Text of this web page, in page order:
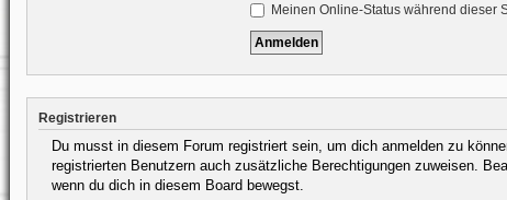
Meinen Online-Status während dieser
Registrieren
Du musst in diesem Forum registriert sein, um dich anmelden zu
registrierten Benutzern auch zusätzliche Berechtigungen zuweisen.
wenn du dich in diesem Board bewegst.